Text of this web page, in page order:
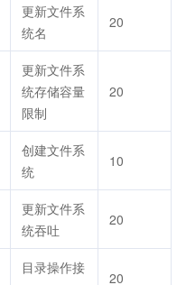
更新文件系
统名
20
更新文件系
统存储容量
限制
20
创建文件系
统
10
更新文件系
统吞吐
20
目录操作接
20